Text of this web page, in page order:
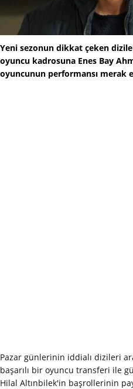
Yeni sezonun dikkat çeken
oyuncu kadrosuna Enes Bay
oyuncunun performansı merak
Pazar günlerinin iddialı dizileri
başarılı bir oyuncu transferi ile
Hilal Altınbilek'in başrollerinin